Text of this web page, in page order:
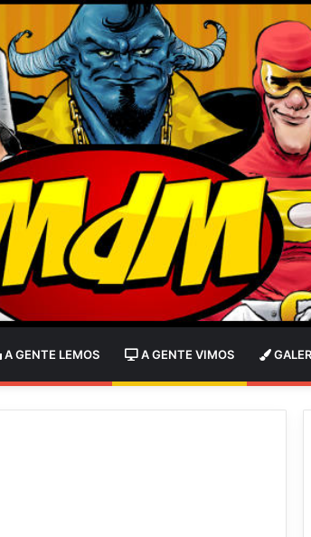
A GENTE LEMOS A GENTE VIMOS